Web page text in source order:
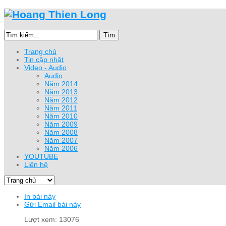
Tìm
Trang chủ
Tin cập nhật
Video - Audio
Audio
Năm 2014
Năm 2013
Năm 2012
Năm 2011
Năm 2010
Năm 2009
Năm 2008
Năm 2007
Năm 2006
YOUTUBE
Liên hệ
In bài này
Gửi Email bài này
Lượt xem: 13076